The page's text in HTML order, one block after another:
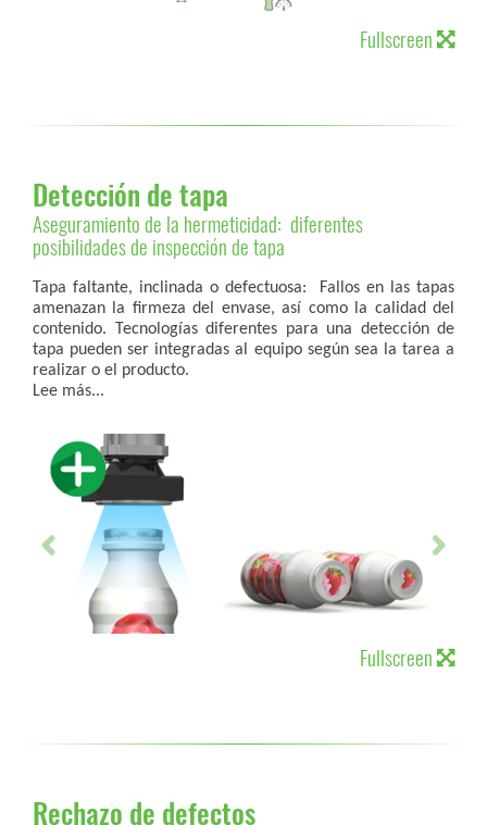
Fullscreen
Detección de tapa
Aseguramiento de la hermeticidad: diferentes
posibilidades de inspección de tapa
Tapa faltante, inclinada o defectuosa: Fallos en las tapas
amenazan la firmeza del envase, así como la calidad del
contenido. Tecnologías diferentes para una detección de
tapa pueden ser integradas al equipo según sea la tarea a
realizar o el producto.
Lee más...
Fullscreen
Rechazo de defectos